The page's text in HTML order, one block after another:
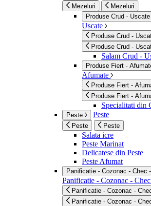
Mezeluri
Mezeluri
Produse Crud - Uscate
Uscate
Produse Crud -
Produse Crud -
Salam Crud -
Produse Fiert -
Afumate
Produse Fiert -
Produse Fiert -
Specialitati din
Peste Peste
Peste Peste
Salata icre
Peste Marinat
Delicatese din Peste
Peste Afumat
Panificatie - Cozonac - Chec
Panificatie - Cozonac -
Panificatie - Cozonac -
Panificatie - Cozonac -